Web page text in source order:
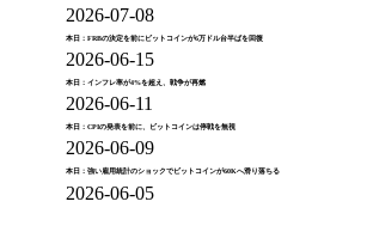
2026-07-08
本日：FRBの決定を前にビットコインが6万ドル台半ばを回復
2026-06-15
本日：インフレ率が4%を超え、戦争が再燃
2026-06-11
本日：CPIの発表を前に、ビットコインは停戦を無視
2026-06-09
本日：強い雇用統計のショックでビットコインが60Kへ滑り落ちる
2026-06-05